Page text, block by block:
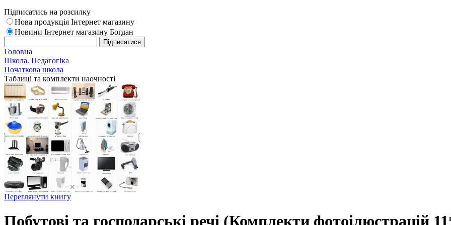
Підписатись на розсилку
Нова продукція Інтернет магазину
Новини Інтернет магазину Богдан
Головна
Школа. Педагогіка
Початкова школа
Таблиці та комплекти наочності
Переглянути книгу
Побутові та господарські речі (Комплекти фотоілюстрацій